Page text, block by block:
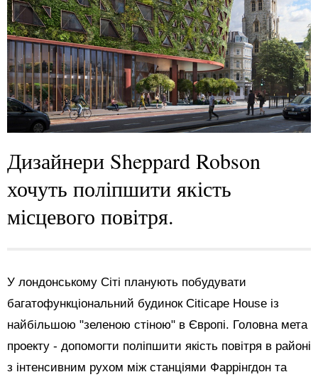
Дизайнери Sheppard Robson
хочуть поліпшити якість
місцевого повітря.
У лондонському Сіті планують побудувати
багатофункціональний будинок Citicape House із
найбільшою "зеленою стіною" в Європі. Головна мета
проекту - допомогти поліпшити якість повітря в районі
з інтенсивним рухом між станціями Фаррінгдон та